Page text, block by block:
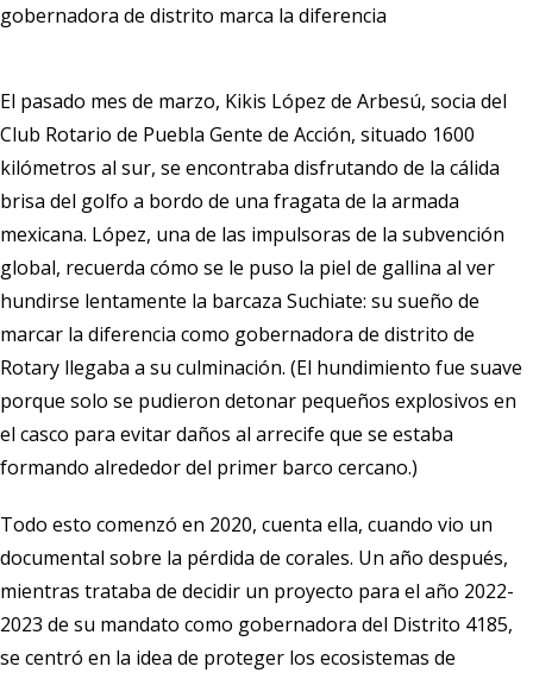
gobernadora de distrito marca la diferencia
El pasado mes de marzo, Kikis López de Arbesú, socia del
Club Rotario de Puebla Gente de Acción, situado 1600
kilómetros al sur, se encontraba disfrutando de la cálida
brisa del golfo a bordo de una fragata de la armada
mexicana. López, una de las impulsoras de la subvención
global, recuerda cómo se le puso la piel de gallina al ver
hundirse lentamente la barcaza Suchiate: su sueño de
marcar la diferencia como gobernadora de distrito de
Rotary llegaba a su culminación. (El hundimiento fue suave
porque solo se pudieron detonar pequeños explosivos en
el casco para evitar daños al arrecife que se estaba
formando alrededor del primer barco cercano.)
Todo esto comenzó en 2020, cuenta ella, cuando vio un
documental sobre la pérdida de corales. Un año después,
mientras trataba de decidir un proyecto para el año 2022-
2023 de su mandato como gobernadora del Distrito 4185,
se centró en la idea de proteger los ecosistemas de